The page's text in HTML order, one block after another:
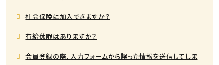
社会保険に加入できますか？
有給休暇はありますか？
会員登録の際、入力フォームから誤った情報を送信してしま